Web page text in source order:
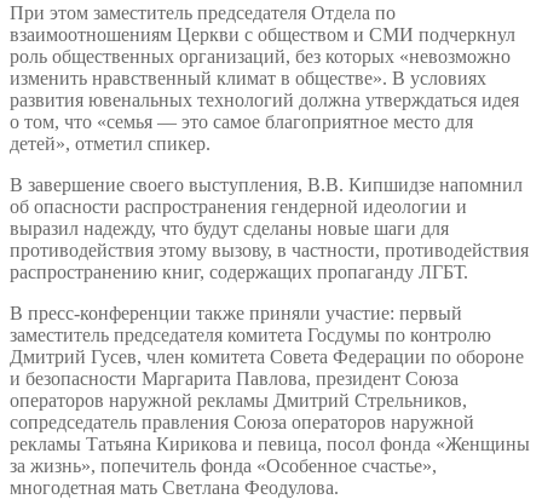
При этом заместитель председателя Отдела по
взаимоотношениям Церкви с обществом и СМИ подчеркнул
роль общественных организаций, без которых «невозможно
изменить нравственный климат в обществе». В условиях
развития ювенальных технологий должна утверждаться идея
о том, что «семья — это самое благоприятное место для
детей», отметил спикер.
В завершение своего выступления, В.В. Кипшидзе напомнил
об опасности распространения гендерной идеологии и
выразил надежду, что будут сделаны новые шаги для
противодействия этому вызову, в частности, противодействия
распространению книг, содержащих пропаганду ЛГБТ.
В пресс-конференции также приняли участие: первый
заместитель председателя комитета Госдумы по контролю
Дмитрий Гусев, член комитета Совета Федерации по обороне
и безопасности Маргарита Павлова, президент Союза
операторов наружной рекламы Дмитрий Стрельников,
сопредседатель правления Союза операторов наружной
рекламы Татьяна Кирикова и певица, посол фонда «Женщины
за жизнь», попечитель фонда «Особенное счастье»,
многодетная мать Светлана Феодулова.